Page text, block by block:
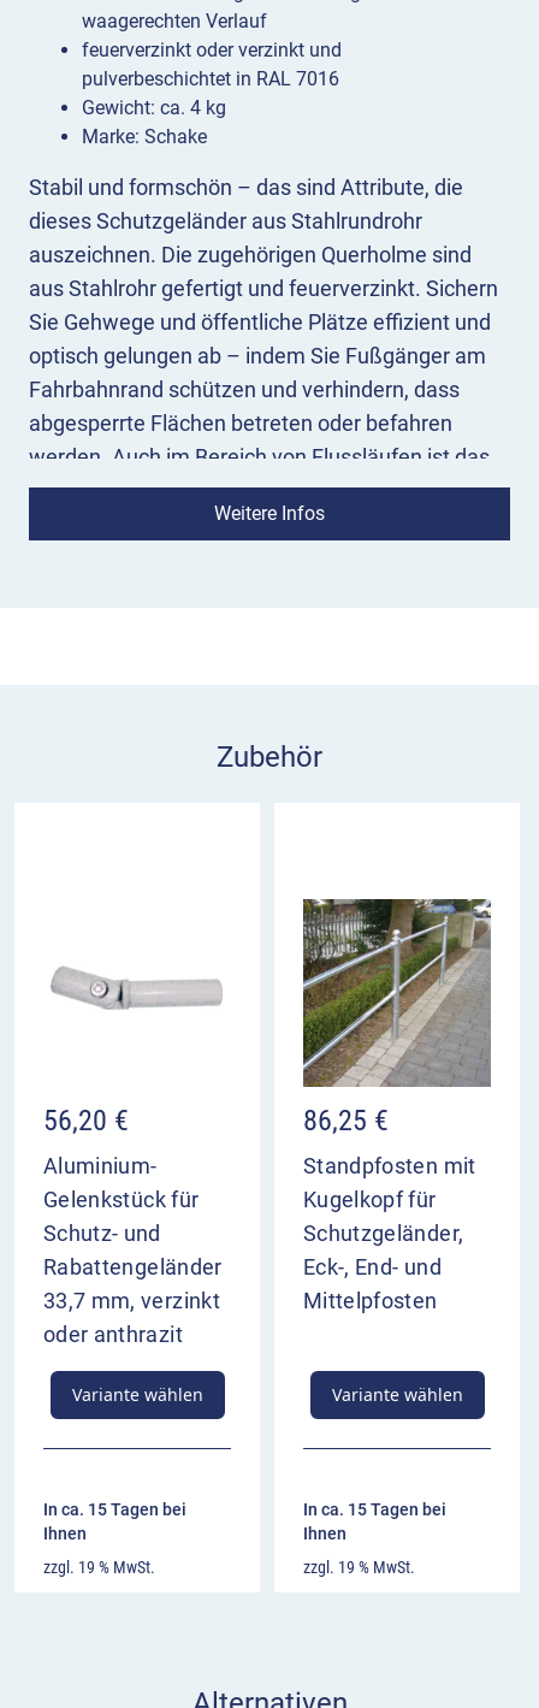
Stabil und formschön – das sind Attribute, die
dieses Schutzgeländer aus Stahlrundrohr
auszeichnen. Die zugehörigen Querholme sind
aus Stahlrohr gefertigt und feuerverzinkt. Sichern
Sie Gehwege und öffentliche Plätze effizient und
optisch gelungen ab – indem Sie Fußgänger am
Fahrbahnrand schützen und verhindern, dass
abgesperrte Flächen betreten oder befahren
werden. Auch im Bereich von Flussläufen ist das
Schutzgeländer als Absperrung sinnvoll.
Jeder einzelne Querholm aus Rundrohr für
Weitere Infos
waagerechten Verlauf
feuerverzinkt oder verzinkt und
pulverbeschichtet in RAL 7016
Gewicht: ca. 4 kg
Marke: Schake
Zubehör
56,20 €
Aluminium-
Gelenkstück für
Schutz- und
Rabattengeländer
33,7 mm, verzinkt
oder anthrazit
Variante wählen
In ca. 15 Tagen bei
Ihnen
zzgl. 19 % MwSt.
86,25 €
Standpfosten mit
Kugelkopf für
Schutzgeländer,
Eck-, End- und
Mittelpfosten
Variante wählen
In ca. 15 Tagen bei
Ihnen
zzgl. 19 % MwSt.